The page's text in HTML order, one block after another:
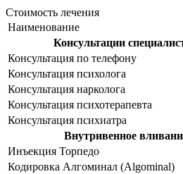
Стоимость лечения
Наименование
Консультации
Консультация по телефону
Консультация психолога
Консультация нарколога
Консультация психотерапевта
Консультация психиатра
Внутривенное
Инъекция Торпедо
Кодировка Алгоминал (Algominal)